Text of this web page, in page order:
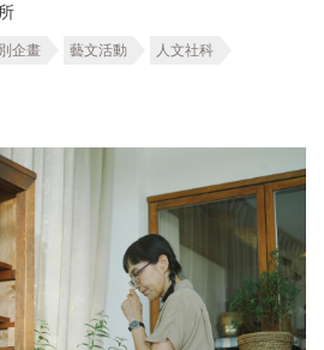
企畫 藝文活動 人文社科